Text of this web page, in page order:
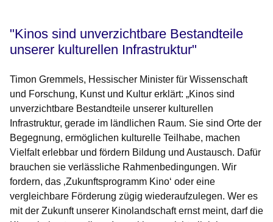
"Kinos sind unverzichtbare Bestandteile
unserer kulturellen Infrastruktur"
Timon Gremmels, Hessischer Minister für Wissenschaft
und Forschung, Kunst und Kultur erklärt: „Kinos sind
unverzichtbare Bestandteile unserer kulturellen
Infrastruktur, gerade im ländlichen Raum. Sie sind Orte der
Begegnung, ermöglichen kulturelle Teilhabe, machen
Vielfalt erlebbar und fördern Bildung und Austausch. Dafür
brauchen sie verlässliche Rahmenbedingungen. Wir
fordern, das ‚Zukunftsprogramm Kino‘ oder eine
vergleichbare Förderung zügig wiederaufzulegen. Wer es
mit der Zukunft unserer Kinolandschaft ernst meint, darf die